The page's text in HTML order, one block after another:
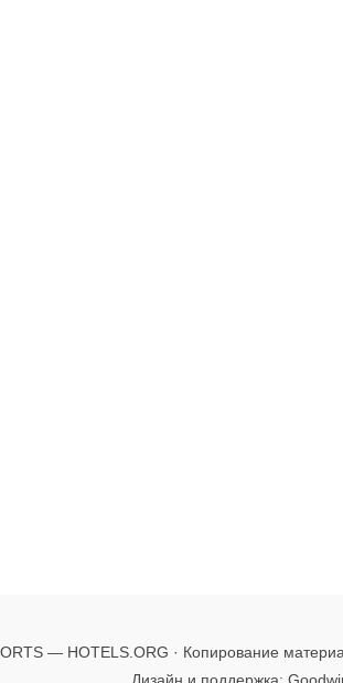
— HOTELS.ORG · Копирование